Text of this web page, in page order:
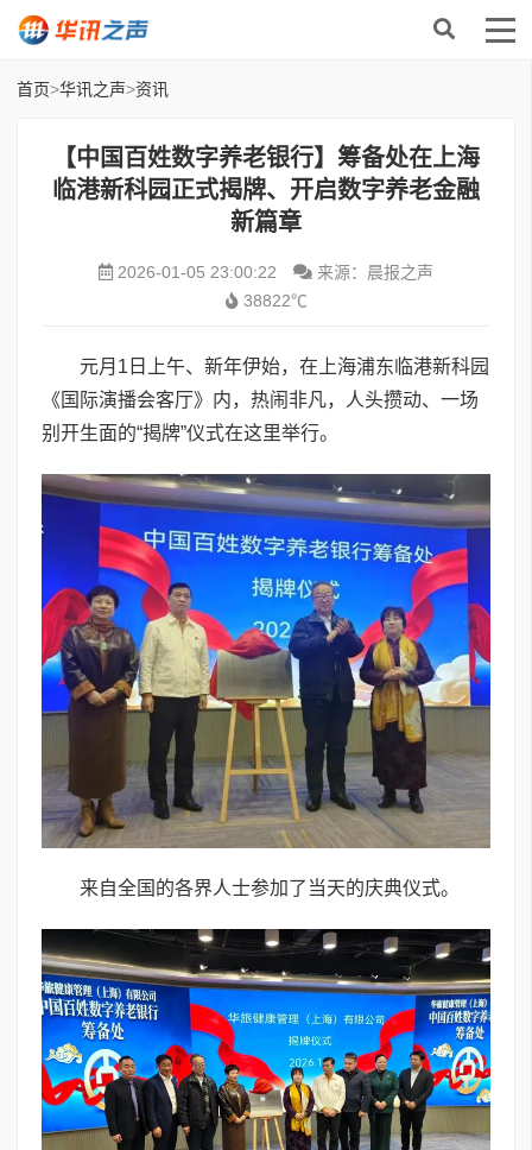
首页>华讯之声>资讯
【中国百姓数字养老银行】筹备处在上海
临港新科园正式揭牌、开启数字养老金融
新篇章
2026-01-05 23:00:22
来源：晨报之声
38822℃
元月1日上午、新年伊始，在上海浦东临港新科园
《国际演播会客厅》内，热闹非凡，人头攒动、一场
别开生面的“揭牌”仪式在这里举行。
来自全国的各界人士参加了当天的庆典仪式。